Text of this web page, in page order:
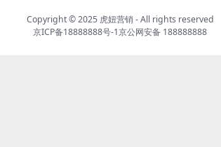
Copyright © 2025 虎妞营销- All rights reserved
京ICP备18888888号-1京公网安备 188888888